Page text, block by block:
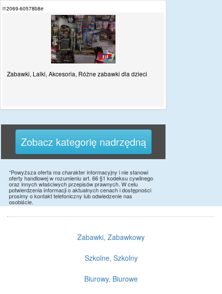
i12069-60578b8e
Zabawki, Lalki, Akcesoria, Różne zabawki dla dzieci
Zobacz kategorię nadrzędną
*Powyższa oferta ma charakter informacyjny i nie stanowi
oferty handlowej w rozumieniu art. 66 §1 kodeksu cywilnego
oraz innych właściwych przepisów prawnych. W celu
potwierdzenia informacji o aktualnych cenach i dostępności
prosimy o kontakt telefoniczny lub odwiedzenie nas
osobiście.
Zabawki, Zabawkowy
Szkolne, Szkolny
Biurowy, Biurowe